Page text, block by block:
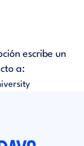
escribe un
a: